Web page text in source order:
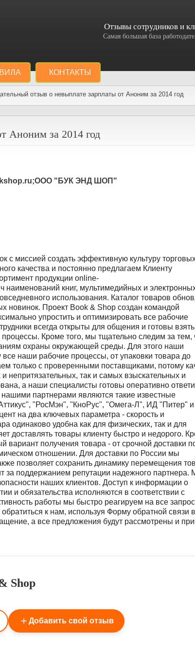
Отзывы сотрудников и
Самая большая база
КОНТАКТЫ
отзыв о невыплате зарплаты от Аноним за 2014 год
Аноним за 2014 год
"БУК ЭНД ШОП"
с миссией создать эффективную культуру
качества и постоянно предлагаем Клиенту
продукции online-
наименований книг, мультимедийных и
использования. Каталог товаров
новинок. Проект Book & Shop создан командой
упростить и оптимизировать все рабочие
всегда открыты для общения и готовы
Кроме того, мы тщательно следим за тем,
охраны окружающей среды. Для этого наши
наши рабочие процессы, от упаковки товара до
только с проверенными поставщиками, потому
непритязательных, так и самых взыскательных и
а наши специалисты готовы оперативно
партнерами являются такие известные
"РосМэн", "КноРус", "Омега-Л", ИД "Питер" и
на два ключевых параметра - скорость и
одинаково удобна как для физических, так и для
доставлять товары клиенту быстро и недорого.
вариант получения товара - от срочной доставки
отношении. Для доставки по России мы
позволяет сохранить динамику перемещения
за поддержанием репутации надежного партнера.
наших клиентов. Доступ к информации о
и обязательства исполняются в соответствии с
работы мы быстро реагируем на все
к нам, используя Форму обратной связи в
а все предложения будут рассмотрены и
Shop
Добавить свой отзыв